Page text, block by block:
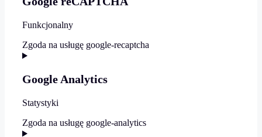
Funkcjonalny
Zgoda na usługę google-recaptcha
Google Analytics
Statystyki
Zgoda na usługę google-analytics